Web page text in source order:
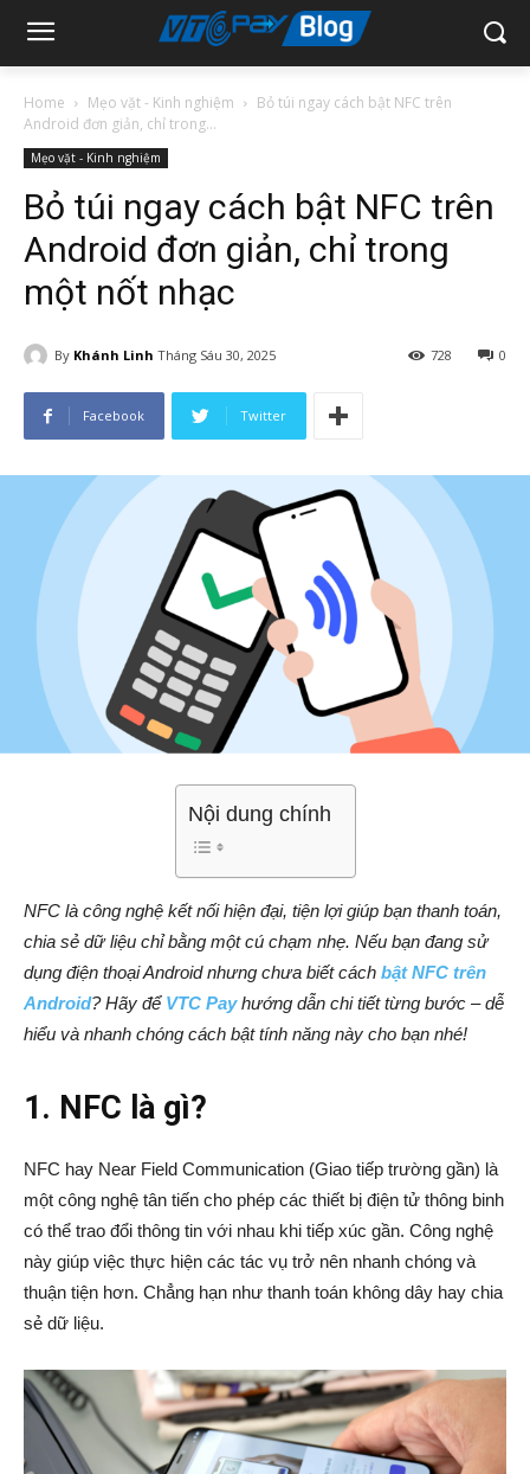
Home Mẹo vặt - Kinh nghiệm
Bỏ túi ngay cách bật NFC trên
Android đơn giản, chỉ trong...
Mẹo vặt - Kinh nghiệm
Bỏ túi ngay cách bật NFC trên
Android đơn giản, chỉ trong
một nốt nhạc
By Khánh Linh Tháng Sáu 30, 2025 0
728
Facebook Twitter
Nội dung chính
NFC là công nghệ kết nối hiện đại, tiện lợi giúp bạn thanh toán,
chia sẻ dữ liệu chỉ bằng một cú chạm nhẹ. Nếu bạn đang sử
dụng điện thoại Android nhưng chưa biết cách bật NFC trên
Android? Hãy để VTC Payhướng dẫn chi tiết từng bước – dễ
hiểu và nhanh chóng cách bật tính năng này cho bạn nhé!
1. NFC là gì?
NFC hay Near Field Communication (Giao tiếp trường gần) là
một công nghệ tân tiến cho phép các thiết bị điện tử thông binh
có thể trao đổi thông tin với nhau khi tiếp xúc gần. Công nghệ
này giúp việc thực hiện các tác vụ trở nên nhanh chóng và
thuận tiện hơn. Chẳng hạn như thanh toán không dây hay chia
sẻ dữ liệu.